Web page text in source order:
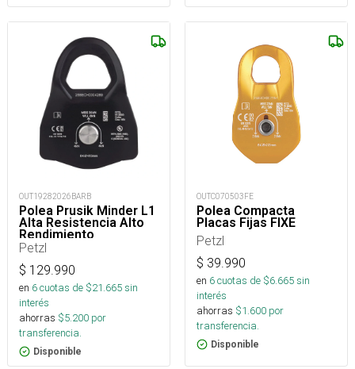
OUT19282026BARB
Polea Prusik Minder L1
Alta Resistencia Alto
Rendimiento
Petzl
$ 129.990
en 6cuotas de $21.665sin
interés
ahorras $5.200 por
transferencia.
Disponible
OUTC070503FE
Polea Compacta
Placas Fijas FIXE
Petzl
$ 39.990
en 6cuotas de $6.665sin
interés
ahorras $1.600 por
transferencia.
Disponible